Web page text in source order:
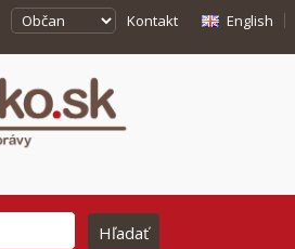
Kontakt English